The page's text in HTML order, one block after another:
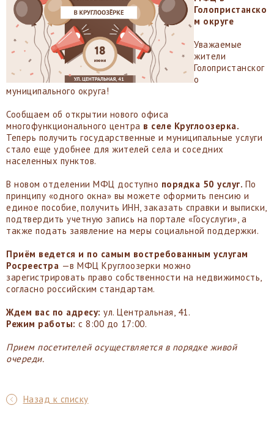
Голопристанско
м округе
Уважаемые
жители
Голопристанског
о
муниципального округа!
Сообщаем об открытии нового офиса
многофункционального центра в селе Круглоозерка.
Теперь получить государственные и муниципальные услуги
стало еще удобнее для жителей села и соседних
населенных пунктов.
В новом отделении МФЦ доступно порядка 50 услуг. По
принципу «одного окна» вы можете оформить пенсию и
единое пособие, получить ИНН, заказать справки и выписки,
подтвердить учетную запись на портале «Госуслуги», а
также подать заявление на меры социальной поддержки.
Приём ведется и по самым востребованным услугам
Росреестра —в МФЦ Круглоозерки можно
зарегистрировать право собственности на недвижимость,
согласно российским стандартам.
Ждем вас по адресу: ул. Центральная, 41.
Режим работы: с 8:00 до 17:00.
Прием посетителей осуществляется в порядке живой
очереди.
Назад к списку